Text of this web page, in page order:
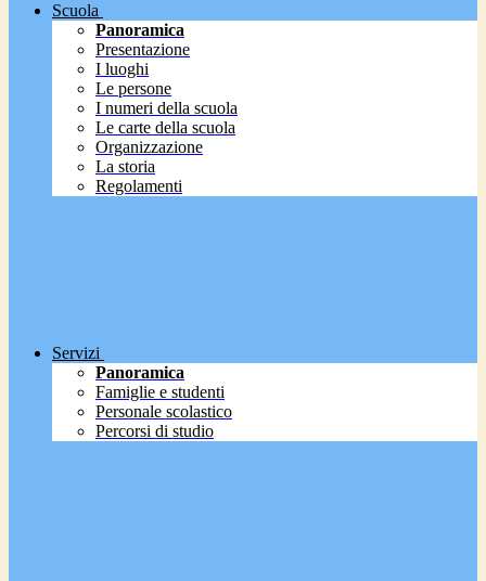
Scuola
Panoramica
Presentazione
I luoghi
Le persone
I numeri della scuola
Le carte della scuola
Organizzazione
La storia
Regolamenti
Servizi
Panoramica
Famiglie e studenti
Personale scolastico
Percorsi di studio